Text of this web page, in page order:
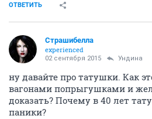
ОТВЕТИТЬ
Страшибелла
experienced
02 сентября 2015 Ундинa
ну давайте про татушки. Как
вагонами попрыгушками и
доказать? Почему в 40 лет
паники?